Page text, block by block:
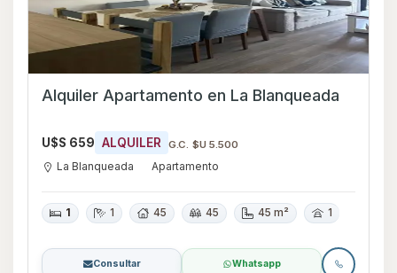
Alquiler Apartamento en La Blanqueada
U$S 659 ALQUILER G.C. $U 5.500
La Blanqueada Apartamento
1 1 45 45 45 m² 1
Consultar Whatsapp